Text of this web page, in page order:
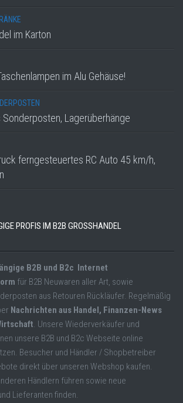
im Karton
im Alu Gehäuse!
Sonderposten, Lagerüberhänge
ferngesteuertes RC Auto 45 km/h,
PROFIS IM B2B GROSSHANDEL
B2B und B2c Internet
für B2B Neuwaren aller Art, sowie
aus Retouren Rückläufer. Regelmäßig
Nachrichten aus Handel, Finanzen-News
. Unsere Wiederverkäufer und
unsere B2B und B2c Webseite online
Besucher und Händler / Shopbetreiber
direkt über unseren Webshop kaufen.
Händlern führen sowie neue
Lieferanten finden.